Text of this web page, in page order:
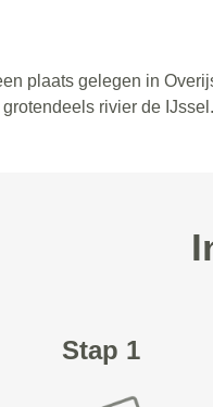
plaats gelegen in
rivier de IJssel.
Stap 1